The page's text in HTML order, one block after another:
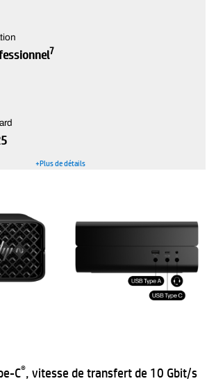
7
+Plus de détails
C®, vitesse de transfert de 10 Gbit/s